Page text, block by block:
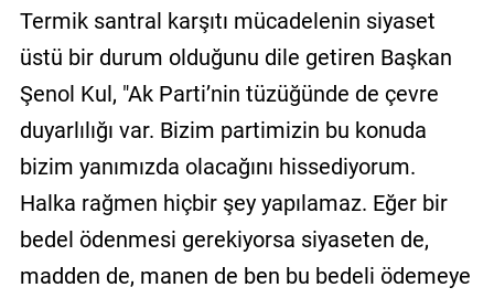
Termik santral karşıtı mücadelenin siyaset
üstü bir durum olduğunu dile getiren Başkan
Şenol Kul, "Ak Parti’nin tüzüğünde de çevre
duyarlılığı var. Bizim partimizin bu konuda
bizim yanımızda olacağını hissediyorum.
Halka rağmen hiçbir şey yapılamaz. Eğer bir
bedel ödenmesi gerekiyorsa siyaseten de,
madden de, manen de ben bu bedeli ödemeye